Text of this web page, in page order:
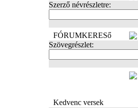
Szerző névrészletre:
FÓRUMKERESő
Szövegrészlet:
Kedvenc versek